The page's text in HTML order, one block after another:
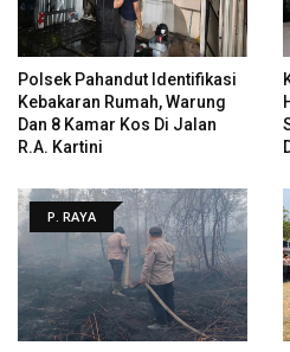
Polsek Pahandut Identifikasi
Kebakaran Rumah, Warung
Dan 8 Kamar Kos Di Jalan
R.A. Kartini
P. RAYA